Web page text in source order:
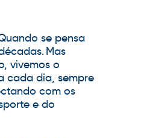
se pensa
Mas
vivemos o
cada dia, sempre
com os
e do